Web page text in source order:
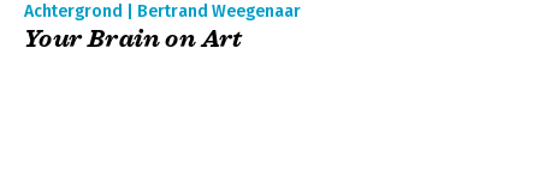
Achtergrond | Bertrand Weegenaar
Your Brain on Art